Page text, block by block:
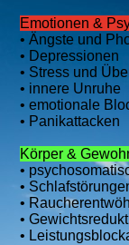
Emotionen &
• Ängste und
• Depressionen
• Stress und
• innere Unruhe
• emotionale
• Panikattacken
Körper &
•
•
•
•
•